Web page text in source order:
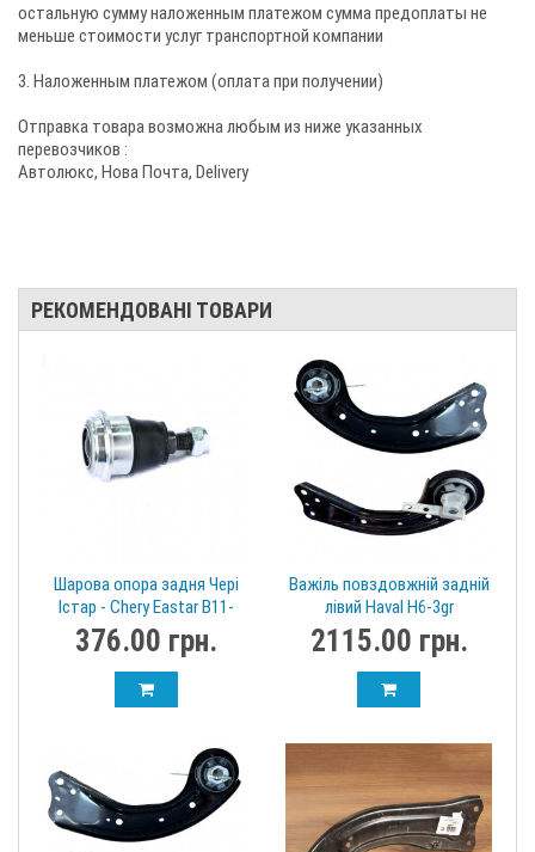
остальную сумму наложенным платежом сумма предоплаты не
меньше стоимости услуг транспортной компании
3. Наложенным платежом (оплата при получении)
Отправка товара возможна любым из ниже указанных
перевозчиков :
Автолюкс, Нова Почта, Delivery
РЕКОМЕНДОВАНІ ТОВАРИ
Шарова опора задня Чері
Істар - Chery Eastar B11-
3301040
376.00 грн.
Важіль повздовжній задній
лівий Haval H6-3gr
2914122AGW01A
2115.00 грн.